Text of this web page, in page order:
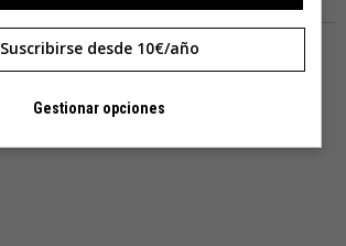
Suscribirse desde 10€/año
Gestionar opciones